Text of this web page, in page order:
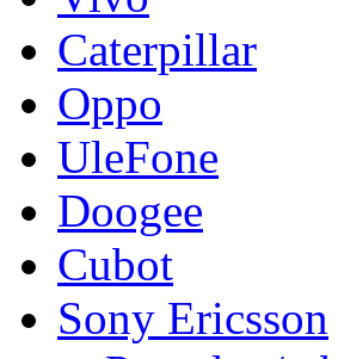
Caterpillar
Oppo
UleFone
Doogee
Cubot
Sony Ericsson